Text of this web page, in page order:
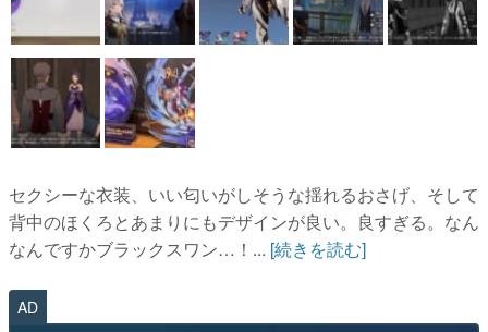
セクシーな衣装、いい匂いがしそうな揺れるおさげ、そして
背中のほくろとあまりにもデザインが良い。良すぎる。なん
なんですかブラックスワン…！... [続きを読む]
AD